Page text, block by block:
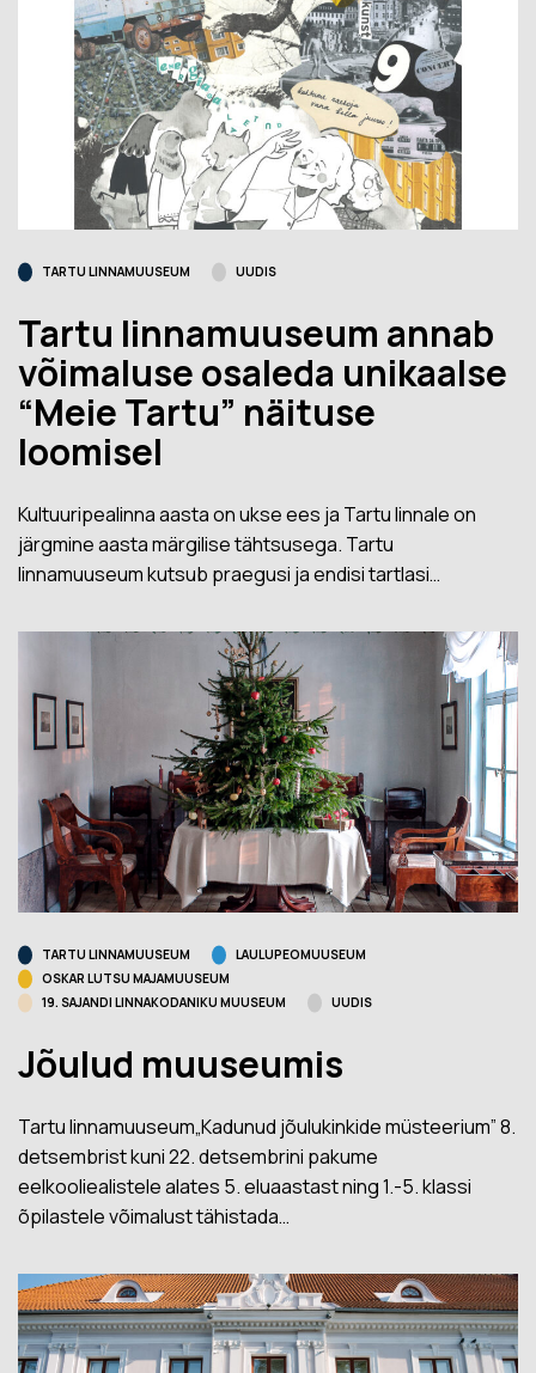
TARTU LINNAMUUSEUM UUDIS
Tartu linnamuuseum annab
võimaluse osaleda unikaalse
“Meie Tartu” näituse
loomisel
Kultuuripealinna aasta on ukse ees ja Tartu linnale on
järgmine aasta märgilise tähtsusega. Tartu
linnamuuseum kutsub praegusi ja endisi tartlasi…
TARTU LINNAMUUSEUM
LAULUPEOMUUSEUM
OSKAR LUTSU MAJAMUUSEUM
19. SAJANDI LINNAKODANIKU MUUSEUM
UUDIS
Jõulud muuseumis
Tartu linnamuuseum„Kadunud jõulukinkide müsteerium” 8.
detsembrist kuni 22. detsembrini pakume
eelkooliealistele alates 5. eluaastast ning 1.-5. klassi
õpilastele võimalust tähistada…